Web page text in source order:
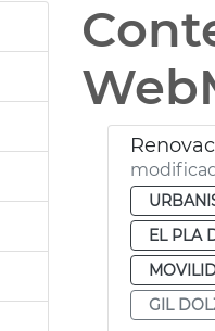
EL PLA
GIL